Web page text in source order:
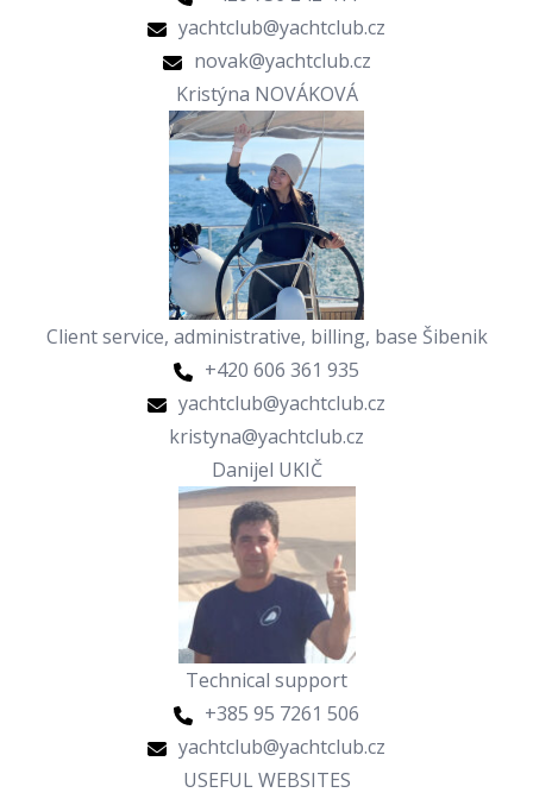
yachtclub@yachtclub.cz
novak@yachtclub.cz
Kristýna NOVÁKOVÁ
Client service, administrative, billing, base Šibenik
+420 606 361 935
yachtclub@yachtclub.cz
kristyna@yachtclub.cz
Danijel UKIČ
Technical support
+385 95 7261 506
yachtclub@yachtclub.cz
USEFUL WEBSITES